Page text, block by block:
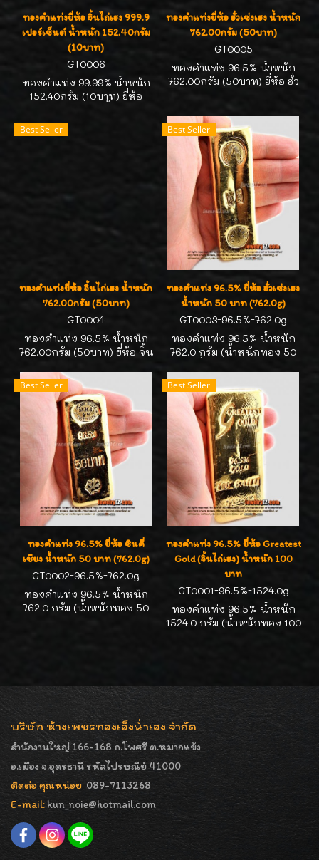
ทองคำแท่งยี่ห้อ จิ้นไถ่เฮง 999.9
เปอร์เซ็นต์ น้ำหนัก 152.40กรัม
(10บาท)
GT0006
ทองคำแท่ง 99.99% น้ำหนัก
152.40กรัม (10บาท) ยี่ห้อ
ทองคำได้มาตรฐาน สคบ. คิด
ราคาตามสมาคมประกาศนะคะ
ทองคำแท่งยี่ห้อ ฮั่วเซ่งเฮง น้ำหนัก
762.00กรัม (50บาท)
GT0005
ทองคำแท่ง 96.5% น้ำหนัก
762.00กรัม (50บาท) ยี่ห้อ ฮั่ว
ประกาศนะคะ มีของสต๊อก
ตลอดเวลาค่ะ สนใจถือครอง
ไว้เก็งกำไร ติดต่อ 089-
7113268//คุณหน่อยค่ะ
Best Seller
ทองคำแท่งยี่ห้อ จิ้นไถ่เฮง น้ำหนัก
762.00กรัม (50บาท)
GT0004
ทองคำแท่ง 96.5% น้ำหนัก
762.00กรัม (50บาท) ยี่ห้อ จิ้น
สคบ. คิดราคาตามสมาคม
ประกาศนะคะ มีของสต๊อก
ตลอดเวลาค่ะ สนใจถือครอง
ไว้เก็งกำไร ติดต่อ 089-
7113268//คุณหน่อยค่ะ
Best Seller
ทองคำแท่ง 96.5% ยี่ห้อ ฮั่วเซ่งเฮง
น้ำหนัก 50 บาท (762.0g)
GT0003-96.5%-762.0g
ทองคำแท่ง 96.5% น้ำหนัก
762.0 กรัม (น้ำหนักทอง 50
ได้มาตรฐาน สคบ. คิดราคา
ตามประกาศ สมาคมค้าทองคำ
แห่งประเทศไทย
Best Seller
ทองคำแท่ง 96.5% ยี่ห้อ ซินคี่
เชียง น้ำหนัก 50 บาท (762.0g)
GT0002-96.5%-762.0g
ทองคำแท่ง 96.5% น้ำหนัก
762.0 กรัม (น้ำหนักทอง 50
Best Seller
ทองคำแท่ง 96.5% ยี่ห้อ Greatest
Gold (จิ้นไถ่เฮง) น้ำหนัก 100
บาท
GT0001-96.5%-1524.0g
ทองคำแท่ง 96.5% น้ำหนัก
1524.0 กรัม (น้ำหนักทอง 100
แห่งประเทศไทย
บริษัท ห้างเพชรทองเอ็งน่ำเฮง จำกัด
สำนักงานใหญ่ 166-168 ถ.โพศรี ต.หมากแข้ง
อ.เมือง จ.อุดรธานี รหัสไปรษณีย์ 41000
ติดต่อ คุณหน่อย 089-7113268
E-mail: kun_noie@hotmail.com